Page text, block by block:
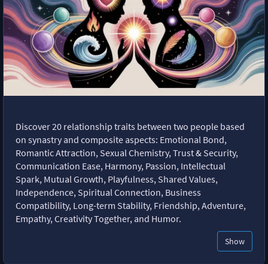
Discover 20 relationship traits between two people based
on synastry and composite aspects: Emotional Bond,
Romantic Attraction, Sexual Chemistry, Trust & Security,
Communication Ease, Harmony, Passion, Intellectual
Spark, Mutual Growth, Playfulness, Shared Values,
Independence, Spiritual Connection, Business
Compatibility, Long-term Stability, Friendship, Adventure,
Empathy, Creativity Together, and Humor.
Show